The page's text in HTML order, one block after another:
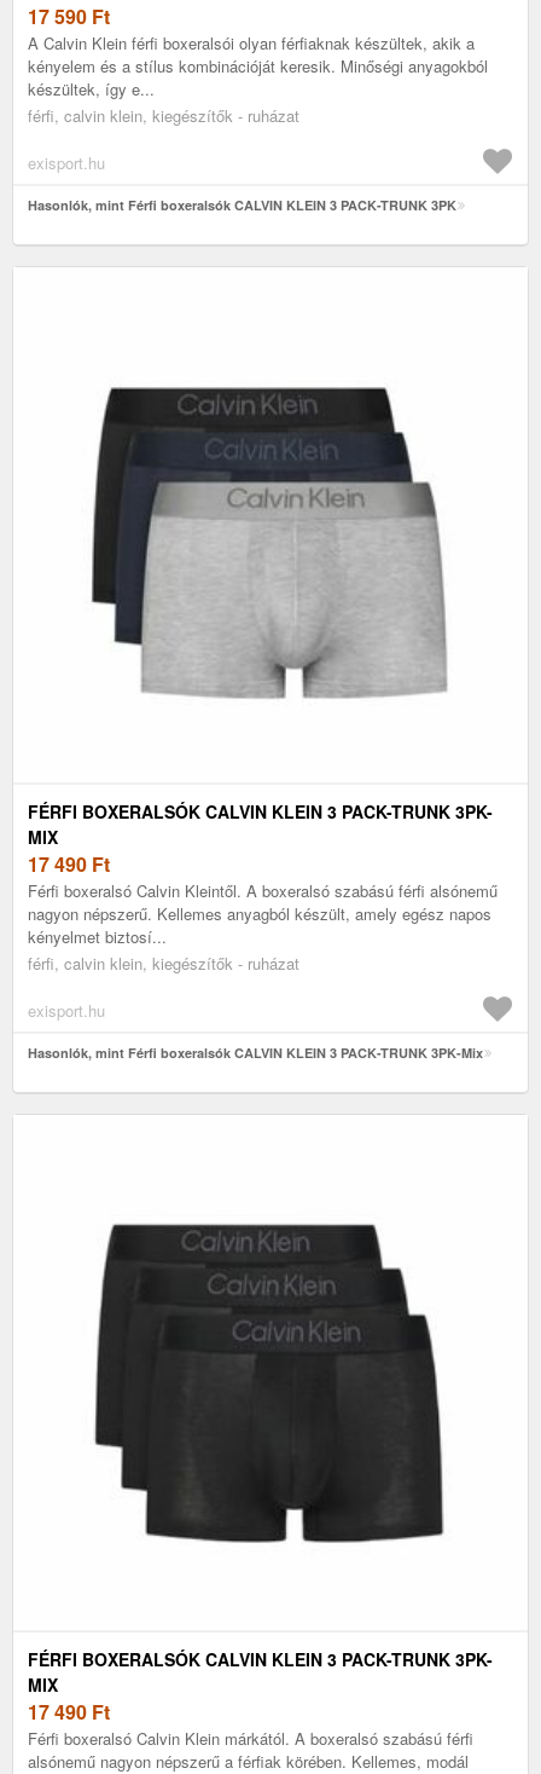
17 590 Ft
A Calvin Klein férfi boxeralsói olyan férfiaknak készültek, akik a
kényelem és a stílus kombinációját keresik. Minőségi anyagokból
készültek, így e...
férfi, calvin klein, kiegészítők - ruházat
exisport.hu
Hasonlók, mint Férfi boxeralsók CALVIN KLEIN 3 PACK-TRUNK 3PK
FÉRFI BOXERALSÓK CALVIN KLEIN 3 PACK-TRUNK 3PK-
MIX
17 490 Ft
Férfi boxeralsó Calvin Kleintől. A boxeralsó szabású férfi alsónemű
nagyon népszerű. Kellemes anyagból készült, amely egész napos
kényelmet biztosí...
férfi, calvin klein, kiegészítők - ruházat
exisport.hu
Hasonlók, mint Férfi boxeralsók CALVIN KLEIN 3 PACK-TRUNK 3PK-Mix
FÉRFI BOXERALSÓK CALVIN KLEIN 3 PACK-TRUNK 3PK-
MIX
17 490 Ft
Férfi boxeralsó Calvin Klein márkától. A boxeralsó szabású férfi
alsónemű nagyon népszerű a férfiak körében. Kellemes, modál